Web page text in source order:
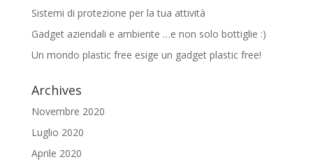
Sistemi di protezione per la tua attività
Gadget aziendali e ambiente …e non solo bottiglie :)
Un mondo plastic free esige un gadget plastic free!
Archives
Novembre 2020
Luglio 2020
Aprile 2020